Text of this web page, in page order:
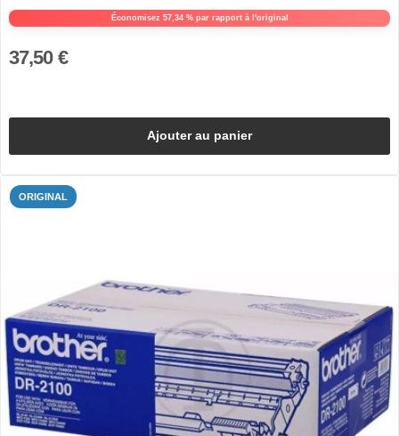
Économisez 57,34 % par rapport à l'original
37,50 €
Ajouter au panier
ORIGINAL